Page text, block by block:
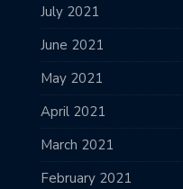
July 2021
June 2021
May 2021
April 2021
March 2021
February 2021